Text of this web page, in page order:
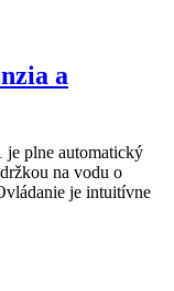
a
plne automatický
na vodu o
je intuitívne